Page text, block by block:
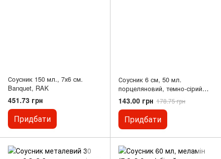
Соусник 150 мл., 7х6 см.
Banquet, RAK
451.73 грн
Придбати
Соусник 6 см, 50 мл.
порцеляновий, темно-сірий
Seasons Dark Gray, Porland
143.00 грн 178.75 грн
Придбати